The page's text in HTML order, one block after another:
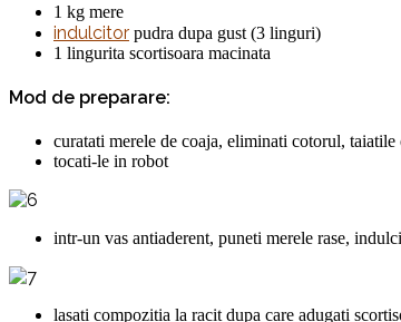
1 kg mere
indulcitor pudra dupa gust (3 linguri)
1 lingurita scortisoara macinata
Mod de preparare:
curatati merele de coaja, eliminati cotorul, taiatile
tocati-le in robot
intr-un vas antiaderent, puneti merele rase,
lasati compozitia la racit dupa care adugati